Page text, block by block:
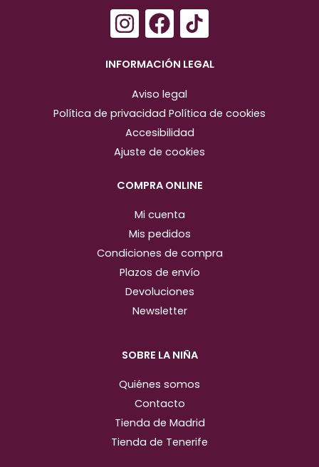
I
n
s
a
g
r
m
F
a
c
e
b
o
o
INFORMACIÓN LEGAL
Aviso legal
Política de privacidad Política de cookies
Accesibilidad
Ajuste de cookies
COMPRA ONLINE
Mi cuenta
Mis pedidos
Condiciones de compra
Plazos de envío
Devoluciones
Newsletter
SOBRE LA NIÑA
Quiénes somos
Contacto
Tienda de Madrid
Tienda de Tenerife